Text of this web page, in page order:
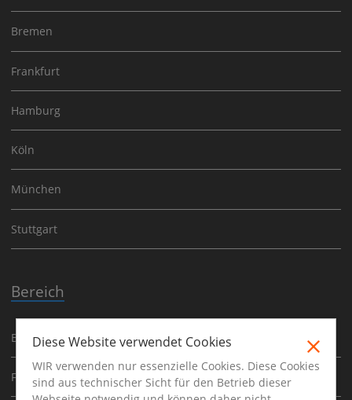
Bremen
Frankfurt
Hamburg
Köln
München
Stuttgart
Bereich
Baufinanzierung
Finanzen
Diese Website verwendet Cookies
WIR verwenden nur essenzielle Cookies. Diese Cookies
sind aus technischer Sicht für den Betrieb dieser